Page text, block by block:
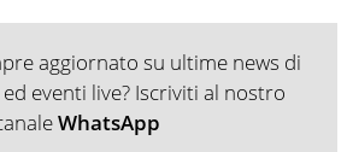
aggiornato su ultime news di
eventi live? Iscriviti al nostro
WhatsApp